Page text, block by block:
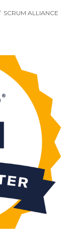
SCRUM ALLIANCE